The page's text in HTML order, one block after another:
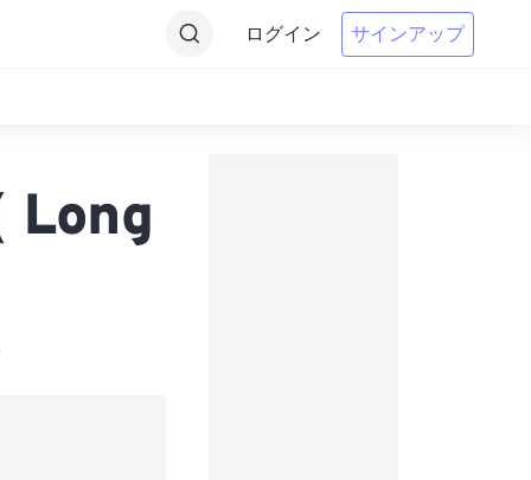
ログイン サインアップ
Long